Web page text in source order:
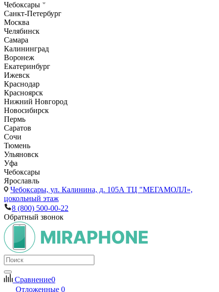
Чебоксары
Санкт-Петербург
Москва
Челябинск
Самара
Калининград
Воронеж
Екатеринбург
Ижевск
Краснодар
Красноярск
Нижний Новгород
Новосибирск
Пермь
Саратов
Сочи
Тюмень
Ульяновск
Уфа
Чебоксары
Ярославль
Чебоксары, ул. Калинина, д. 105А ТЦ "МЕГАМОЛЛ»,
цокольный этаж
8 (800) 500-00-22
Обратный звонок
Сравнение0
Отложенные 0